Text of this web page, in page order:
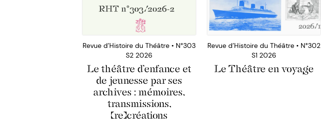
Revue d’Histoire du Théâtre • N°303
S2 2026
Le théâtre d’enfance et
de jeunesse par ses
archives : mémoires,
transmissions,
(re)créations
Revue d’Histoire du Théâtre • N°302
S1 2026
Le Théâtre en voyage